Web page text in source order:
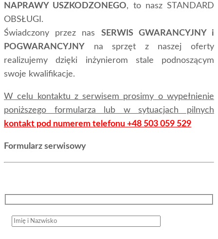
NAPRAWY USZKODZONEGO, to nasz STANDARD
OBSŁUGI.
Świadczony przez nas SERWIS GWARANCYJNY i
POGWARANCYJNY na sprzęt z naszej oferty
realizujemy dzięki inżynierom stale podnoszącym
swoje kwalifikacje.
W celu kontaktu z serwisem prosimy o wypełnienie
poniższego formularza lub w sytuacjach pilnych
kontakt pod numerem telefonu +48 503 059 529
Formularz serwisowy